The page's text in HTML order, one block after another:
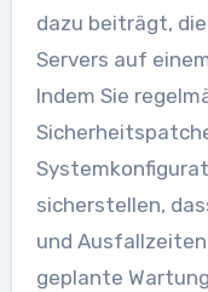
dazu beiträgt,
Servers auf
Indem Sie
sicherstellen,
und
geplante